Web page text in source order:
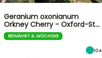
Geranium oxonianum
Orkney Cherry - Oxford-St…
BEWÄHRT & WÜCHSIG
104